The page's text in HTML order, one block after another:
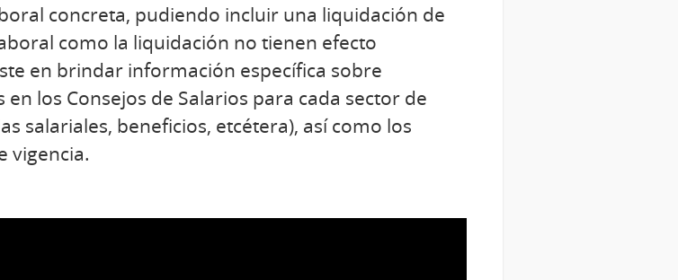
concreta, pudiendo incluir una liquidación de
como la liquidación no tienen efecto
en brindar información específica sobre
los Consejos de Salarios para cada sector de
salariales, beneficios, etcétera), así como los
vigencia.